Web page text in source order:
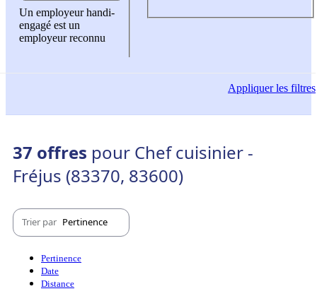
Un employeur handi-
engagé est un
employeur reconnu
Appliquerles filtres
37 offres pour Chef cuisinier -
Fréjus (83370, 83600)
Trier par Pertinence
Pertinence
Date
Distance